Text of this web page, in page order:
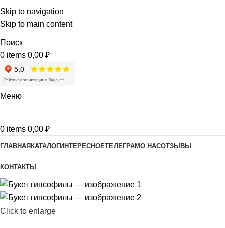
Skip to navigation
Skip to main content
Поиск
0 items 0,00 ₽
Меню
0 items 0,00 ₽
ГЛАВНАЯКАТАЛОГИНТЕРЕСНОЕТЕЛЕГРАМО НАСОТЗЫВЫ
КОНТАКТЫ
Click to enlarge